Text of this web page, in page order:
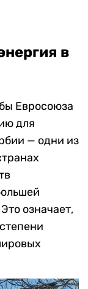
в
Евросоюза
для
— одни из
означает,